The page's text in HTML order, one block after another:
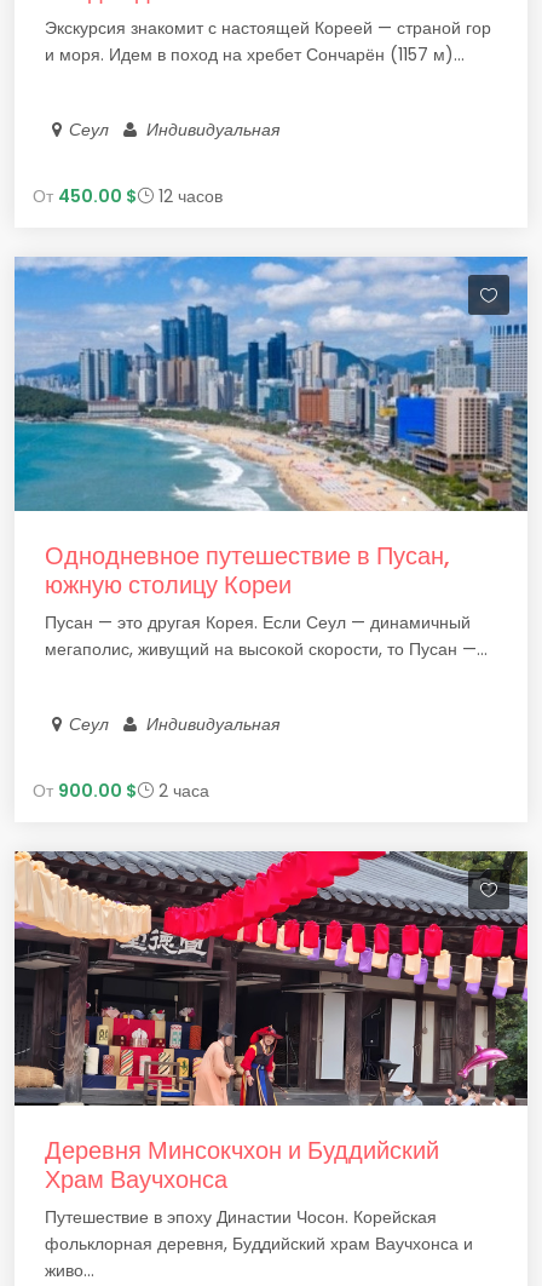
Экскурсия знакомит с настоящей Кореей — страной гор
и моря. Идем в поход на хребет Сончарён (1157 м)...
Сеул Индивидуальная
От 450.00 $ 12 часов
Однодневное путешествие в Пусан,
южную столицу Кореи
Пусан — это другая Корея. Если Сеул — динамичный
мегаполис, живущий на высокой скорости, то Пусан —...
Сеул Индивидуальная
От 900.00 $ 2 часа
Деревня Минсокчхон и Буддийский
Храм Ваучхонса
Путешествие в эпоху Династии Чосон. Корейская
фольклорная деревня, Буддийский храм Ваучхонса и
живо...